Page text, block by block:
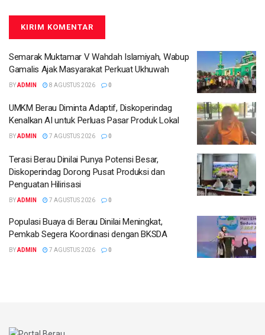
Semarak Muktamar V Wahdah Islamiyah, Wabup
Gamalis Ajak Masyarakat Perkuat Ukhuwah
BYADMIN 8 AGUSTUS 2026 0
UMKM Berau Diminta Adaptif, Diskoperindag
Kenalkan AI untuk Perluas Pasar Produk Lokal
BYADMIN 7 AGUSTUS 2026 0
Terasi Berau Dinilai Punya Potensi Besar,
Diskoperindag Dorong Pusat Produksi dan
Penguatan Hilirisasi
BYADMIN 7 AGUSTUS 2026 0
Populasi Buaya di Berau Dinilai Meningkat,
Pemkab Segera Koordinasi dengan BKSDA
BYADMIN 7 AGUSTUS 2026 0